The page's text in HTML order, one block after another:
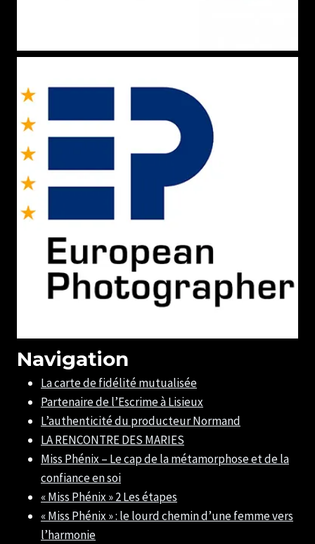
Navigation
La carte de fidélité mutualisée
Partenaire de l’Escrime à Lisieux
L’authenticité du producteur Normand
LA RENCONTRE DES MARIES
Miss Phénix – Le cap de la métamorphose et de la
confiance en soi
« Miss Phénix » 2 Les étapes
« Miss Phénix » : le lourd chemin d’une femme vers
l’harmonie